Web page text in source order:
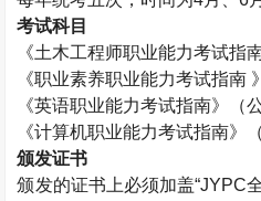
考试科目
《土木工程师职业能力考试指
《职业素养职业能力考试指南
《英语职业能力考试指南》（
《计算机职业能力考试指南》
颁发证书
颁发的证书上必须加盖“JYPC